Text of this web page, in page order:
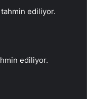
tahmin ediliyor.
ediliyor.